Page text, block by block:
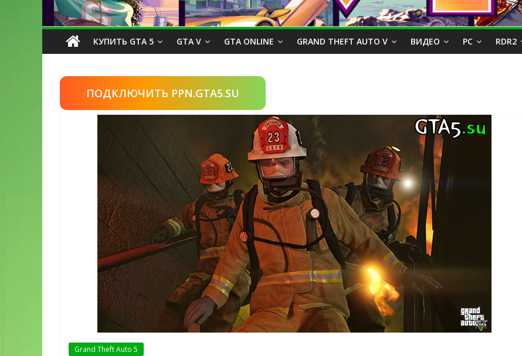
КУПИТЬ GTA 5 GTA V GTA ONLINE GRAND THEFT AUTO V ВИДЕО PC RDR2
ПОДКЛЮЧИТЬ PPN.GTA5.SU
Grand Theft Auto 5